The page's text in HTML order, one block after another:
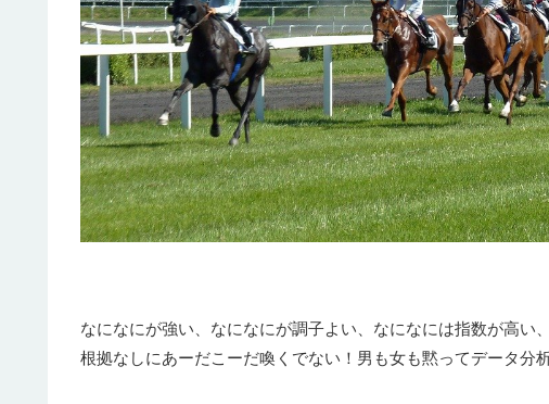
なになにが強い、なになにが調子よい、なになには指数が高い
根拠なしにあーだこーだ喚くでない！男も女も黙ってデータ分析